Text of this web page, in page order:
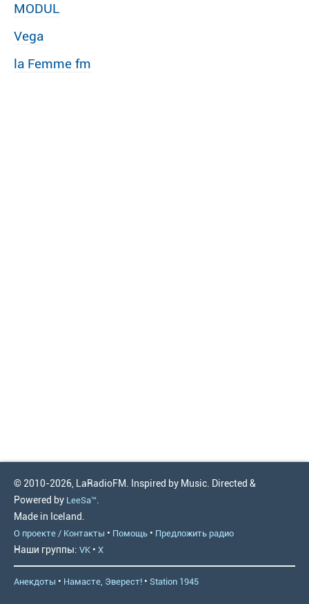
MODUL
Vega
la Femme fm
© 2010-2026, LaRadioFM. Inspired by Music. Directed &
Powered by LeeSa™.
Made in Iceland.
О проекте / Контакты • Помощь • Предложить радио
Наши группы: VK • X
Анекдоты • Намасте, Эверест! • Station 1945